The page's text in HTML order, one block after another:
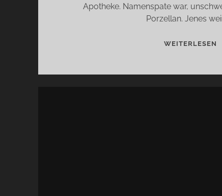
Apotheke. Namenspate war,
Porzellan. Jenes
WEITERLESEN